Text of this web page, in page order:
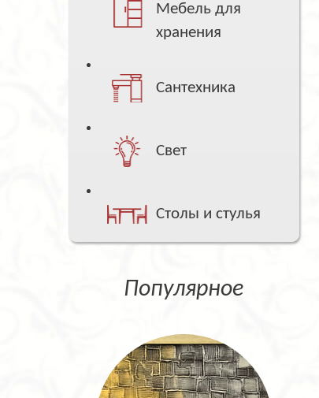
Мебель для
хранения
Сантехника
Свет
Столы и стулья
Популярное